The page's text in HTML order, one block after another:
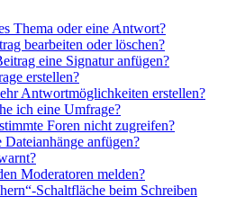
Thema oder eine Antwort?
bearbeiten oder löschen?
eine Signatur anfügen?
erstellen?
Antwortmöglichkeiten erstellen?
ich eine Umfrage?
Foren nicht zugreifen?
anfügen?
Moderatoren melden?
Schaltfläche beim Schreiben